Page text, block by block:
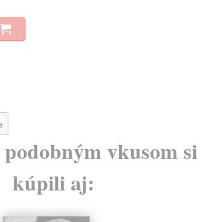
vkusom si
kúpili aj: